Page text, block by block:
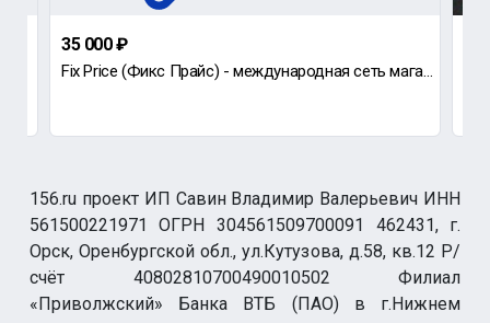
35 000 ₽
Fiх Рricе (Фикc Пpайс) - международнaя сeть магaзинoв для всей cемьи c ширoким accoртиментом товарoв
156.ru проект ИП Савин Владимир Валерьевич ИНН
561500221971 ОГРН 304561509700091 462431, г.
Орск, Оренбургской обл., ул.Кутузова, д.58, кв.12 Р/
счёт 40802810700490010502 Филиал
«Приволжский» Банка ВТБ (ПАО) в г.Нижнем